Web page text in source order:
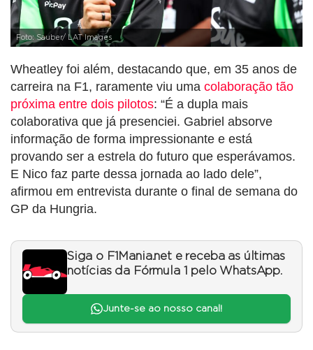
Foto: Sauber/ LAT Images
Wheatley foi além, destacando que, em 35 anos de
carreira na F1, raramente viu uma colaboração tão
próxima entre dois pilotos: “É a dupla mais
colaborativa que já presenciei. Gabriel absorve
informação de forma impressionante e está
provando ser a estrela do futuro que esperávamos.
E Nico faz parte dessa jornada ao lado dele”,
afirmou em entrevista durante o final de semana do
GP da Hungria.
Siga o F1Mania.net e receba as últimas
notícias da Fórmula 1 pelo WhatsApp.
Junte-se ao nosso canal!